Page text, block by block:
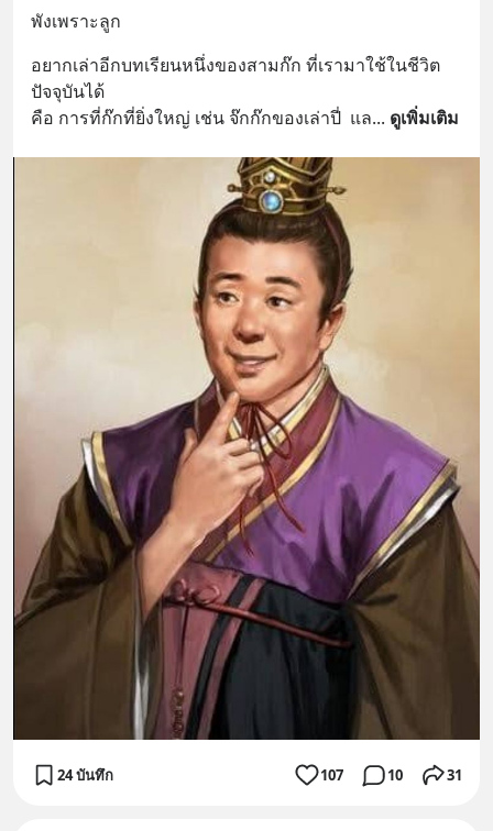
พังเพราะลูก
อยากเล่าอีกบทเรียนหนึ่งของสามก๊ก ที่เรามาใช้ในชีวิต
ปัจจุบันได้
คือ การที่ก๊กที่ยิ่งใหญ่ เช่น จ๊กก๊กของเล่าปี่  แล... ดูเพิ่มเติม
24 บันทึก 107 10 31